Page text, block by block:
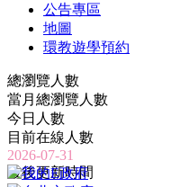
公告專區
地圖
環教遊學預約
總瀏覽人數
當月總瀏覽人數
今日人數
目前在線人數
2026-07-31
最後更新時間